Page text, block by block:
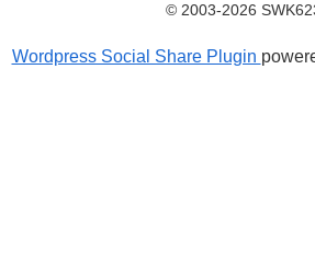
© 2003-2026
Wordpress Social Share Plugin